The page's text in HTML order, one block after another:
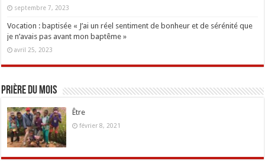
septembre 7, 2023
Vocation : baptisée « J’ai un réel sentiment de bonheur et de sérénité que
je n’avais pas avant mon baptême »
avril 25, 2023
Prière du mois
Être
février 8, 2021